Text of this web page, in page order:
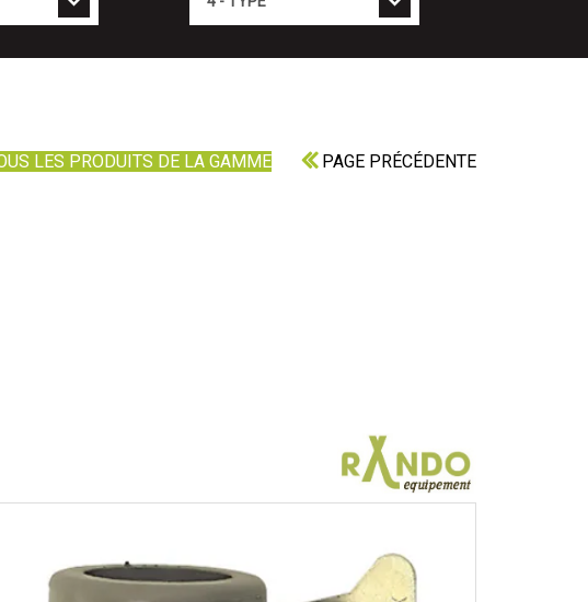
LES PRODUITS DE LA GAMME PAGE PRÉCÉDENTE